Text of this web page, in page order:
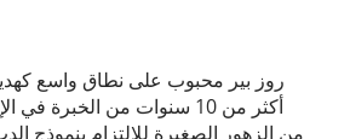
أكثر من 10 سنوات من الخبرة
من الزهور الصغيرة للالتزام بنموذج